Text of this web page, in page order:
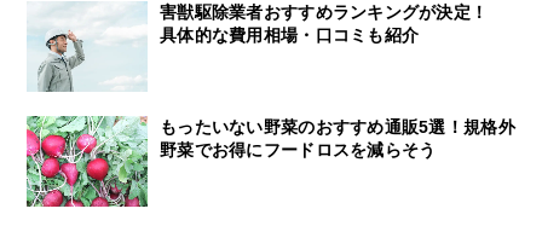
害獣駆除業者おすすめランキングが決定！
具体的な費用相場・口コミも紹介
もったいない野菜のおすすめ通販5選！規格外
野菜でお得にフードロスを減らそう